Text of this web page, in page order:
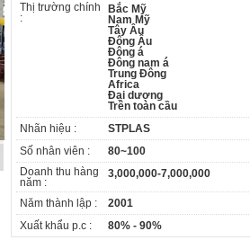
Thị trường chính
:
Bắc Mỹ
Nam Mỹ
Tây Âu
Đông Âu
Đông á
Đông nam á
Trung Đông
Africa
Đại dương
Trên toàn cầu
Nhãn hiệu :
STPLAS
Số nhân viên :
80~100
Doanh thu hàng
năm :
3,000,000-7,000,000
Năm thành lập :
2001
Xuất khẩu p.c :
80% - 90%